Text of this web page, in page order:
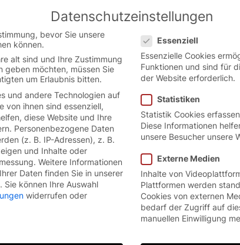
German website.
English
Datenschutzeinstellungen
bevor Sie unsere
können.
alt sind und Ihre Zustimmung
geben möchten, müssen Sie
um Erlaubnis bitten.
und andere Technologien auf
von ihnen sind essenziell,
diese Website und Ihre
Personenbezogene Daten
(z. B. IP-Adressen), z. B.
und Inhalte oder
Weitere Informationen
Daten finden Sie in unserer
. Sie können Ihre Auswahl
widerrufen oder
Essenziell
Essenzielle Cookies
Funktionen und sind für
der Website erforderlich.
Statistiken
Statistik Cookies
Diese Informationen
unsere Besucher unsere
Externe Medien
Inhalte von
Plattformen werden
Cookies von externen
bedarf der Zugriff auf
manuellen Einwilligung